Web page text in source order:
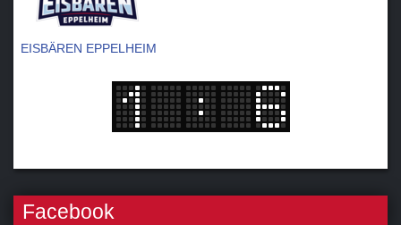
EISBÄREN EPPELHEIM
Facebook